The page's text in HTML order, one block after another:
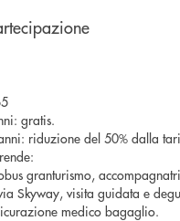
gratis.
riduzione del 50% dalla
granturismo,
Skyway, visita guidata e
medico bagaglio.